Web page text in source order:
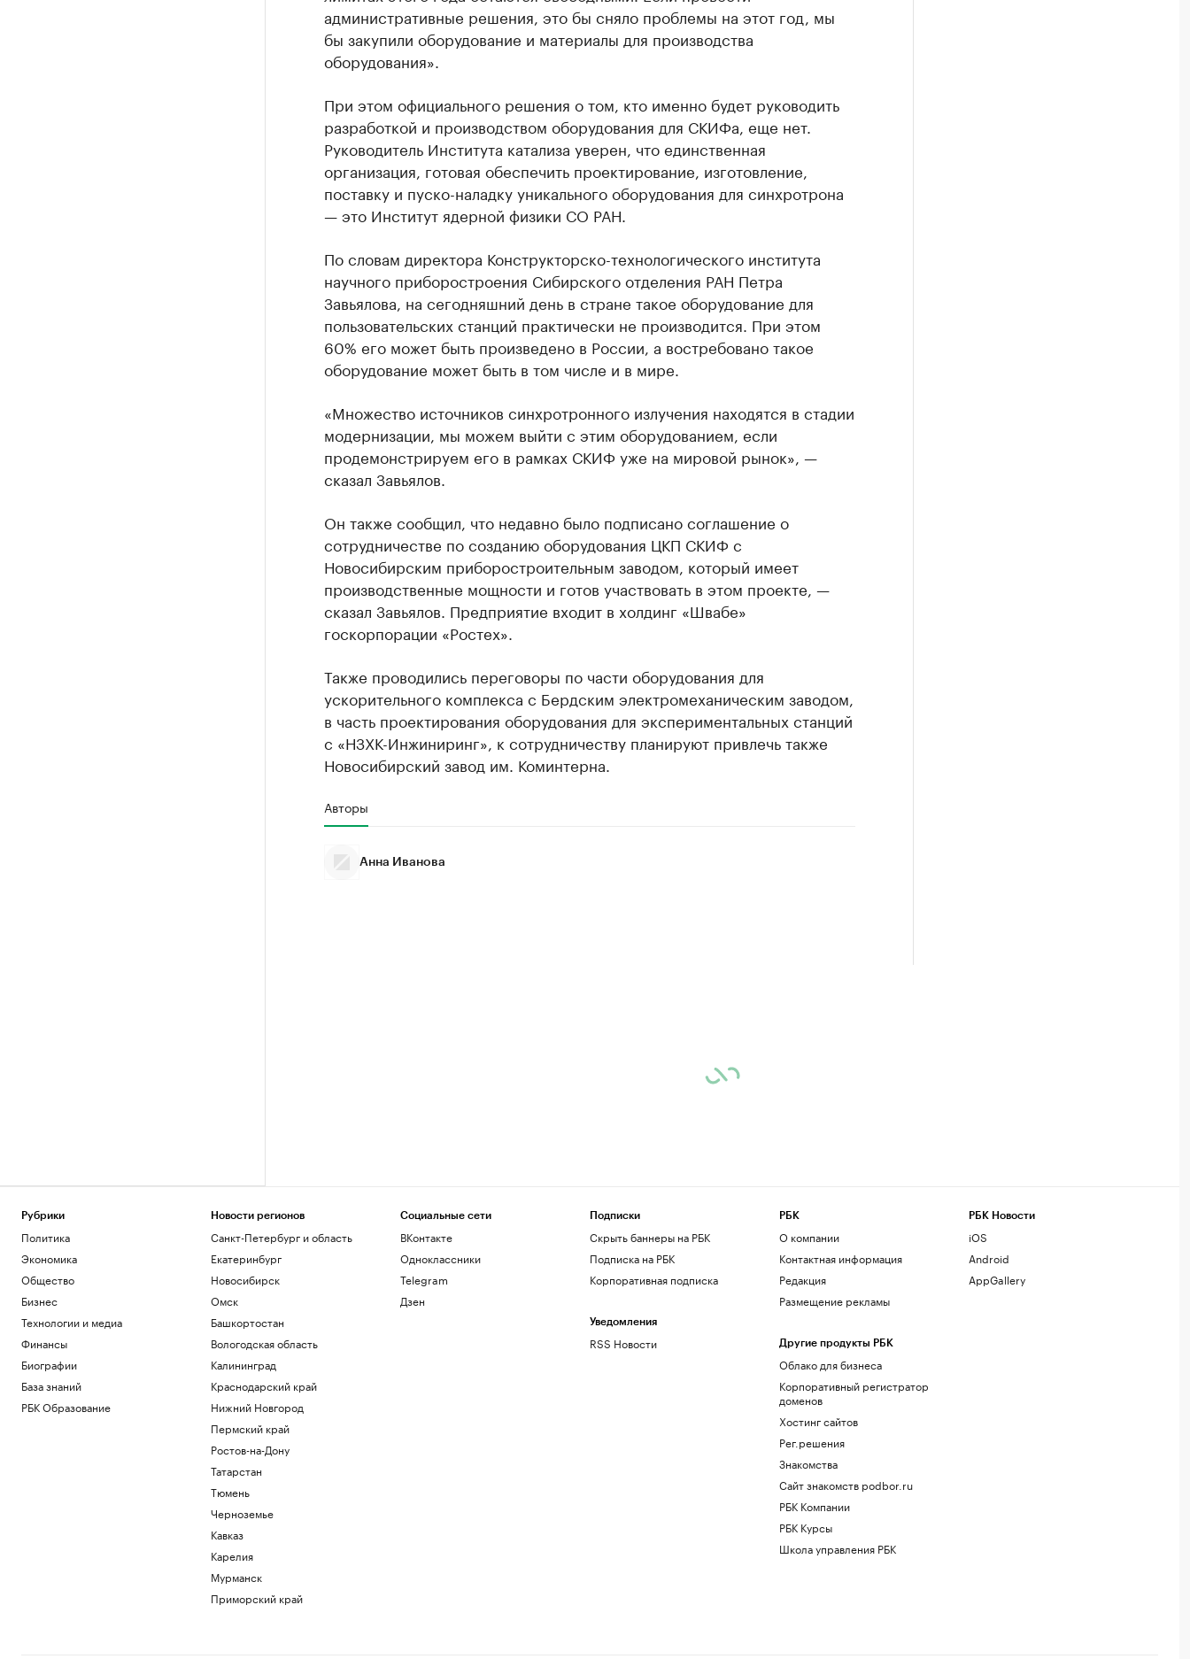
административные решения, это бы сняло проблемы на этот год, мы
бы закупили оборудование и материалы для производства
оборудования».
При этом официального решения о том, кто именно будет руководить
разработкой и производством оборудования для СКИФа, еще нет.
Руководитель Института катализа уверен, что единственная
организация, готовая обеспечить проектирование, изготовление,
поставку и пуско-наладку уникального оборудования для синхротрона
— это Институт ядерной физики СО РАН.
По словам директора Конструкторско-технологического института
научного приборостроения Сибирского отделения РАН Петра
Завьялова, на сегодняшний день в стране такое оборудование для
пользовательских станций практически не производится. При этом
60% его может быть произведено в России, а востребовано такое
оборудование может быть в том числе и в мире.
«Множество источников синхротронного излучения находятся в стадии
модернизации, мы можем выйти с этим оборудованием, если
продемонстрируем его в рамках СКИФ уже на мировой рынок», —
сказал Завьялов.
Он также сообщил, что недавно было подписано соглашение о
сотрудничестве по созданию оборудования ЦКП СКИФ с
Новосибирским приборостроительным заводом, который имеет
производственные мощности и готов участвовать в этом проекте, —
сказал Завьялов. Предприятие входит в холдинг «Швабе»
госкорпорации «Ростех».
Также проводились переговоры по части оборудования для
ускорительного комплекса с Бердским электромеханическим заводом,
в часть проектирования оборудования для экспериментальных станций
с «НЗХК-Инжиниринг», к сотрудничеству планируют привлечь также
Новосибирский завод им. Коминтерна.
Авторы
Анна Иванова
Рубрики
Политика
Экономика
Общество
Бизнес
Технологии и медиа
Финансы
Биографии
База знаний
РБК Образование
Новости регионов
Санкт-Петербург и область
Екатеринбург
Новосибирск
Омск
Башкортостан
Вологодская область
Калининград
Краснодарский край
Нижний Новгород
Пермский край
Ростов-на-Дону
Татарстан
Тюмень
Черноземье
Кавказ
Карелия
Мурманск
Приморский край
Социальные сети
ВКонтакте
Одноклассники
Telegram
Дзен
Подписки
Скрыть баннеры на РБК
Подписка на РБК
Корпоративная подписка
Уведомления
RSS Новости
РБК
О компании
Контактная информация
Редакция
Размещение рекламы
Другие продукты РБК
Облако для бизнеса
Корпоративный регистратор
доменов
Хостинг сайтов
Рег.решения
Знакомства
Сайт знакомств podbor.ru
РБК Компании
РБК Курсы
Школа управления РБК
РБК Новости
iOS
Android
AppGallery